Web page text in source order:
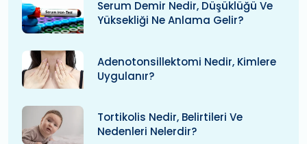
Serum Demir Nedir, Düşüklüğü Ve
Yüksekliği Ne Anlama Gelir?
Adenotonsillektomi Nedir, Kimlere
Uygulanır?
Tortikolis Nedir, Belirtileri Ve
Nedenleri Nelerdir?